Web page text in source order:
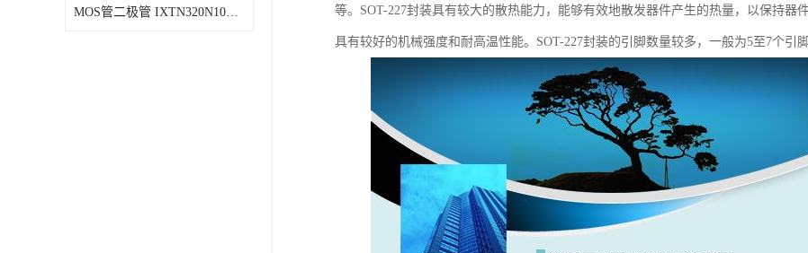
MOS管二极管 IXTN320N10T 由两个半导体材料组成 等。SOT-227封装具有较大的散热能力，能够有效地散发器件产生的热量，以保持器
具有较好的机械强度和耐高温性能。SOT-227封装的引脚数量较多，一般为5至7个引